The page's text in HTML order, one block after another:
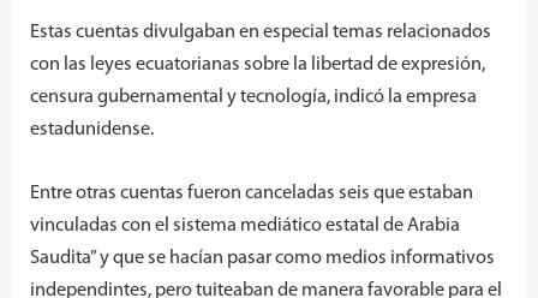
Estas cuentas divulgaban en especial temas relacionados
con las leyes ecuatorianas sobre la libertad de expresión,
censura gubernamental y tecnología, indicó la empresa
estadunidense.
Entre otras cuentas fueron canceladas seis que estaban
vinculadas con el sistema mediático estatal de Arabia
Saudita” y que se hacían pasar como medios informativos
independintes, pero tuiteaban de manera favorable para el